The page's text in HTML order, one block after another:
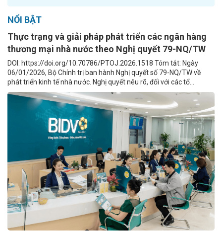
NỔI BẬT
Thực trạng và giải pháp phát triển các ngân hàng
thương mại nhà nước theo Nghị quyết 79-NQ/TW
DOI: https://doi.org/10.70786/PTOJ.2026.1518 Tóm tắt: Ngày
06/01/2026, Bộ Chính trị ban hành Nghị quyết số 79-NQ/TW về
phát triển kinh tế nhà nước. Nghị quyết nêu rõ, đối với các tổ...